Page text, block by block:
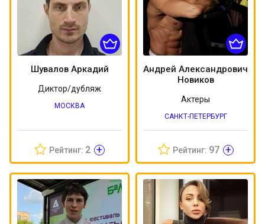
Шувалов Аркадий
Диктор/дубляж
МОСКВА
Рейтинг: 2 +
Андрей Александрович
Новиков
Актеры
САНКТ-ПЕТЕРБУРГ
Рейтинг: 97 +